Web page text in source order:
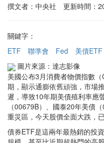
撰文者：中央社 更新時間：
關鍵字：
ETF
聯準會 Fed 美債ETF
圖片來源：達志影像
美國公布3月消費者物價指數
期，顯示通膨依舊頑強，市場
遲，導致10年期美債殖利率應
（00679B）、國泰20年美債
重災區，今天股價全面大跌，
債券ETF是這兩年最熱銷的投